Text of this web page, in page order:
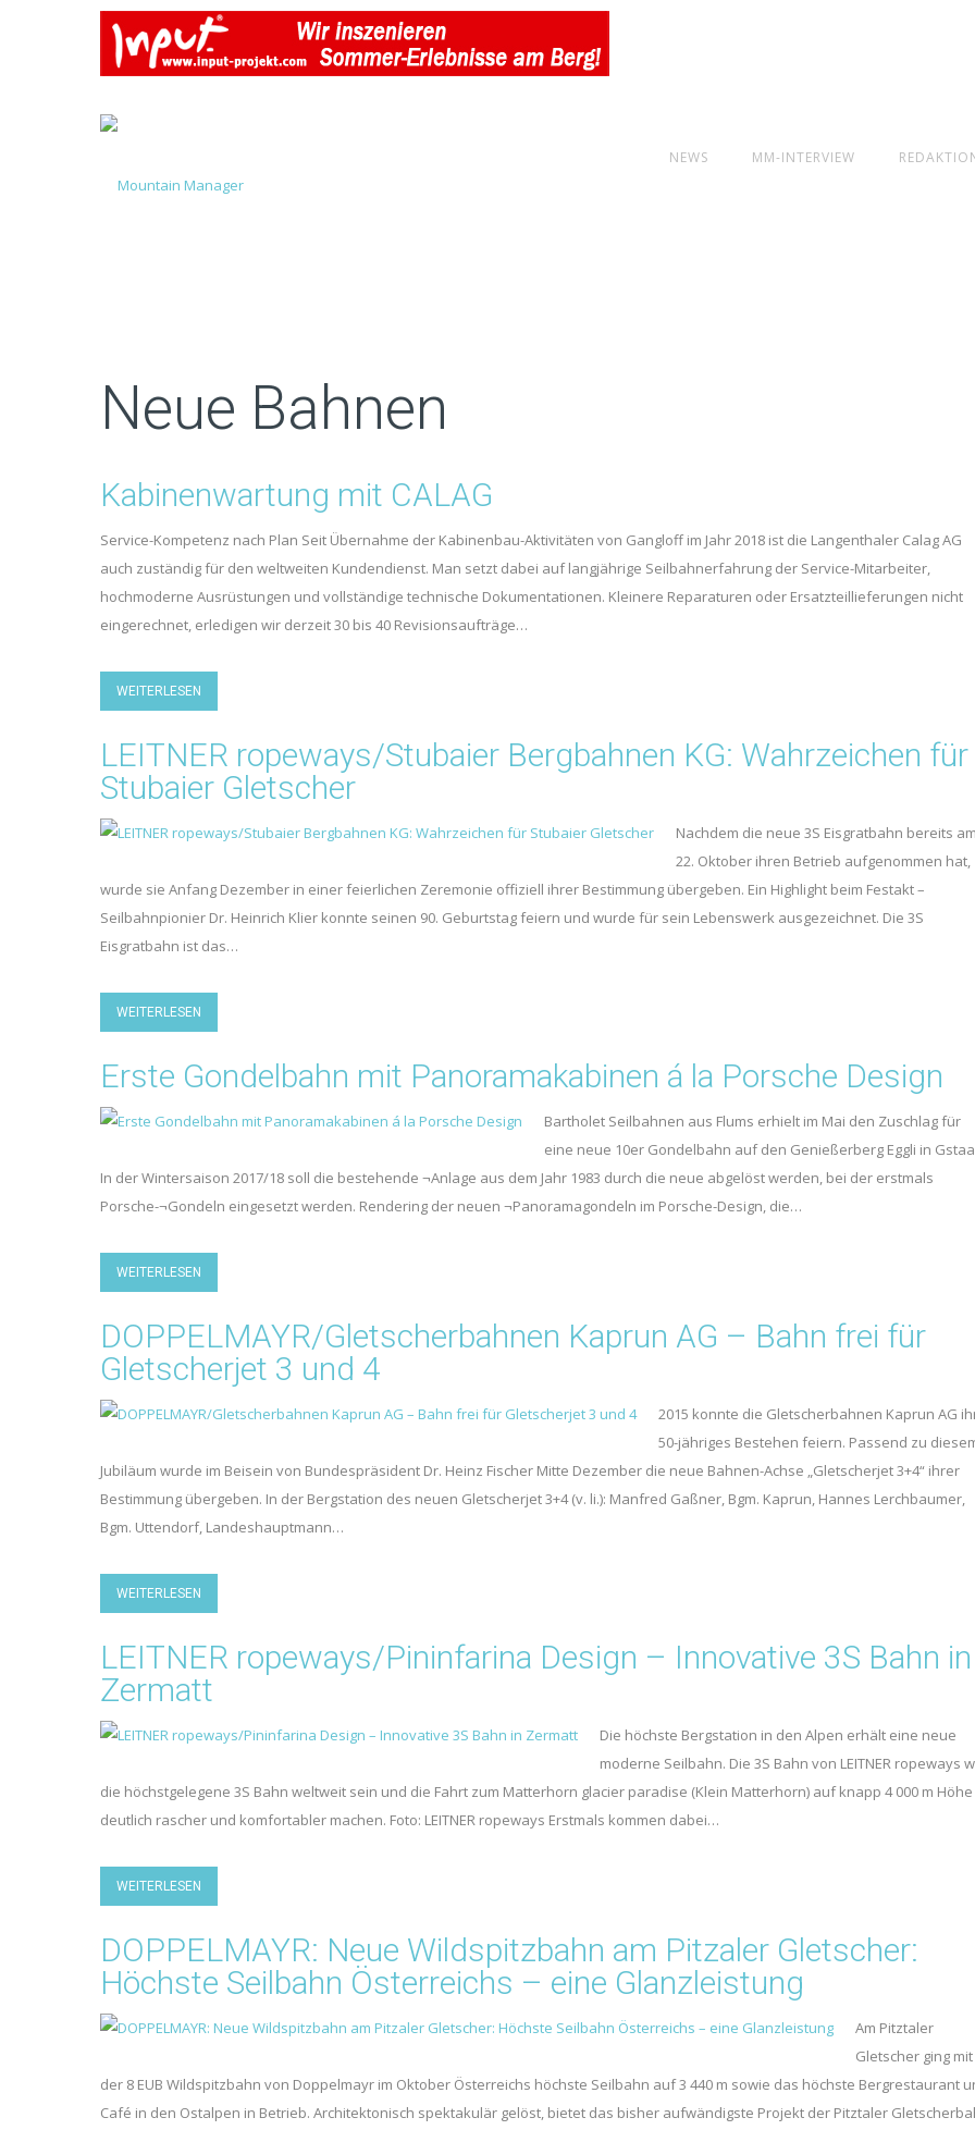
NEWS MM-INTERVIEW
Neue Bahnen
Kabinenwartung mit CALAG
Service-Kompetenz nach Plan Seit Übernahme der Kabinenbau-Aktivitäten von Gangloff im Jahr 2018 ist die Langenthaler Calag AG
auch zuständig für den weltweiten Kundendienst. Man setzt dabei auf langjährige Seilbahnerfahrung der Service-Mitarbeiter,
hochmoderne Ausrüstungen und vollständige technische Dokumentationen. Kleinere Reparaturen oder Ersatzteillieferungen nicht
eingerechnet, erledigen wir derzeit 30 bis 40 Revisionsaufträge…
WEITERLESEN
LEITNER ropeways/Stubaier Bergbahnen KG: Wahrzeichen für
Stubaier Gletscher
Nachdem die neue 3S Eisgratbahn bereits
22. Oktober ihren Betrieb aufgenommen hat,
wurde sie Anfang Dezember in einer feierlichen Zeremonie offiziell ihrer Bestimmung übergeben. Ein Highlight beim Festakt –
Seilbahnpionier Dr. Heinrich Klier konnte seinen 90. Geburtstag feiern und wurde für sein Lebenswerk ausgezeichnet. Die 3S
Eisgratbahn ist das…
WEITERLESEN
Erste Gondelbahn mit Panoramakabinen á la Porsche Design
Bartholet Seilbahnen aus Flums erhielt im Mai den Zuschlag für
eine neue 10er Gondelbahn auf den Genießerberg Eggli in
In der Wintersaison 2017/18 soll die bestehende ¬Anlage aus dem Jahr 1983 durch die neue abgelöst werden, bei der erstmals
Porsche-¬Gondeln eingesetzt werden. Rendering der neuen ¬Panoramagondeln im Porsche-Design, die…
WEITERLESEN
DOPPELMAYR/Gletscherbahnen Kaprun AG – Bahn frei für
Gletscherjet 3 und 4
2015 konnte die Gletscherbahnen Kaprun AG
50-jähriges Bestehen feiern. Passend zu
Jubiläum wurde im Beisein von Bundespräsident Dr. Heinz Fischer Mitte Dezember die neue Bahnen-Achse „Gletscherjet 3+4“ ihrer
Bestimmung übergeben. In der Bergstation des neuen Gletscherjet 3+4 (v. li.): Manfred Gaßner, Bgm. Kaprun, Hannes Lerchbaumer,
Bgm. Uttendorf, Landeshauptmann…
WEITERLESEN
LEITNER ropeways/Pininfarina Design – Innovative 3S Bahn in
Zermatt
Die höchste Bergstation in den Alpen erhält eine neue
moderne Seilbahn. Die 3S Bahn von LEITNER ropeways
die höchstgelegene 3S Bahn weltweit sein und die Fahrt zum Matterhorn glacier paradise (Klein Matterhorn) auf knapp 4 000 m Höhe
deutlich rascher und komfortabler machen. Foto: LEITNER ropeways Erstmals kommen dabei…
WEITERLESEN
DOPPELMAYR: Neue Wildspitzbahn am Pitzaler Gletscher:
Höchste Seilbahn Österreichs – eine Glanzleistung
Am Pitztaler
Gletscher ging mit
der 8 EUB Wildspitzbahn von Doppelmayr im Oktober Österreichs höchste Seilbahn auf 3 440 m sowie das höchste Bergrestaurant
Café in den Ostalpen in Betrieb. Architek­tonisch spektakulär gelöst, bietet das bisher aufwändigste Projekt der Pitztaler